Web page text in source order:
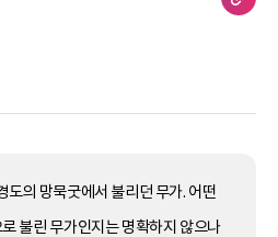
도의 망묵굿에서 불리던 무가. 어떤
불린 무가인지는 명확하지 않으나